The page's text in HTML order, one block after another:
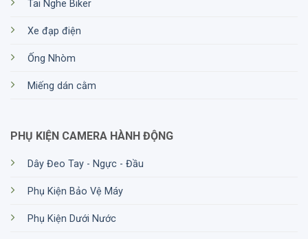
trải nghiệm và trải nghiệm giai điệu yêu thích
của bạn trên đường đi.
khiển GPS của bạn chỉ bằng một cú chạm ngón
Thời gian sạc nhạn: Nhận pin thời gian đàm thoại
USB-C: USB loại mạnh mẽ và phổ thông để kết
nối dễ dàng với mọi thiết bị.
Điều khiển cuộn: Tiện ích và khả năng kiểm soát
Tai Nghe Biker
Xe đạp điện
Ống Nhòm
Miếng dán cằm
PHỤ KIỆN CAMERA HÀNH ĐỘNG
Dây Đeo Tay - Ngực - Đầu
Phụ Kiện Bảo Vệ Máy
Phụ Kiện Dưới Nước